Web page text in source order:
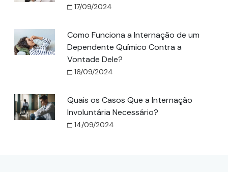
17/09/2024
Como Funciona a Internação de um
Dependente Químico Contra a
Vontade Dele?
16/09/2024
Quais os Casos Que a Internação
Involuntária Necessário?
14/09/2024